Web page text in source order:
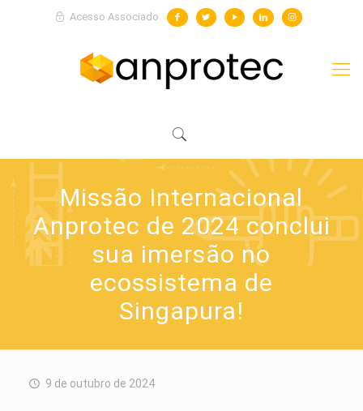
Acesso Associado
Missão Internacional
Anprotec de 2024 conclui
sua imersão no
ecossistema de
Singapura!
9 de outubro de 2024